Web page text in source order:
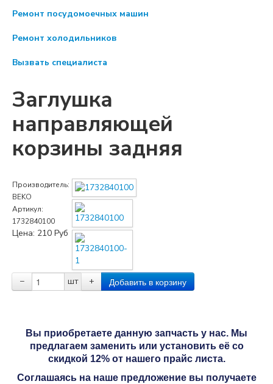
Ремонт посудомоечных машин
Ремонт холодильников
Вызвать специалиста
Заглушка
направляющей
корзины задняя
Производитель:
BEKO
Артикул:
1732840100
Цена: 210 Руб
− шт +
Вы приобретаете данную запчасть у нас. Мы
предлагаем заменить или установить её со
скидкой 12% от нашего прайс листа.
Соглашаясь на наше предложение вы получаете